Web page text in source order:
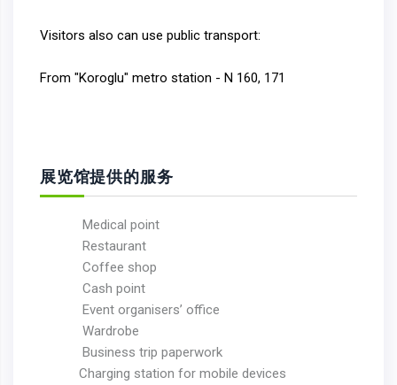
Visitors also can use public transport:
From "Koroglu" metro station - N 160, 171
展览馆提供的服务
Medical point
Restaurant
Coffee shop
Cash point
Event organisers’ office
Wardrobe
Business trip paperwork
Charging station for mobile devices